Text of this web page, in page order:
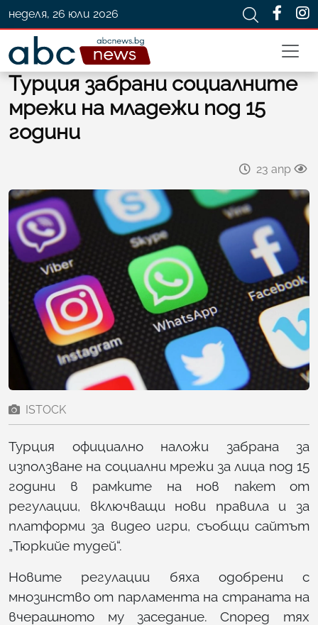
неделя, 26 юли 2026
Турция забрани социалните
мрежи на младежи под 15
години
23 апр
ISTOCK
Турция официално наложи забрана за
използване на социални мрежи за лица под 15
години в рамките на нов пакет от
регулации, включващи нови правила и за
платформи за видео игри, съобщи сайтът
„Тюркийе тудей“.
Новите регулации бяха одобрени с
мнозинство от парламента на страната на
вчерашното му заседание. Според тях